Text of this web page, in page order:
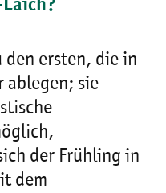
den ersten, die in
ablegen; sie
der Frühling in
dem